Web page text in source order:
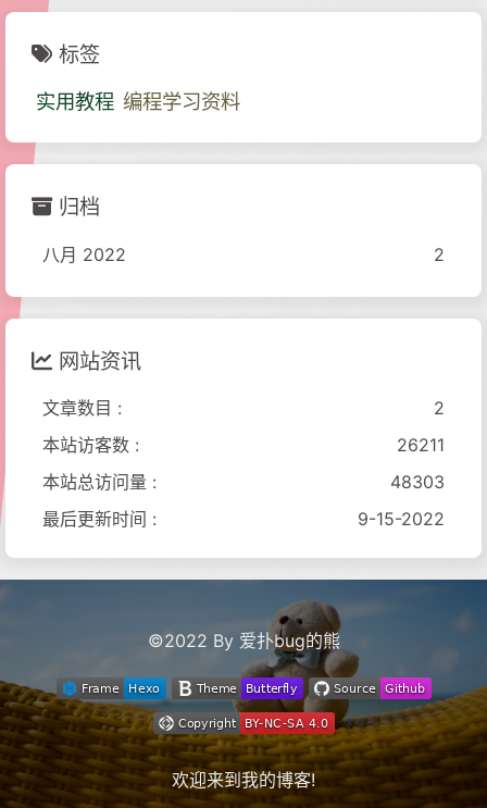
标签
实用教程 编程学习资料
归档
八月 2022 2
网站资讯
文章数目 :
2
本站访客数 :
26211
本站总访问量 :
48303
最后更新时间 :
9-15-2022
©2022 By 爱扑bug的熊
欢迎来到我的博客!